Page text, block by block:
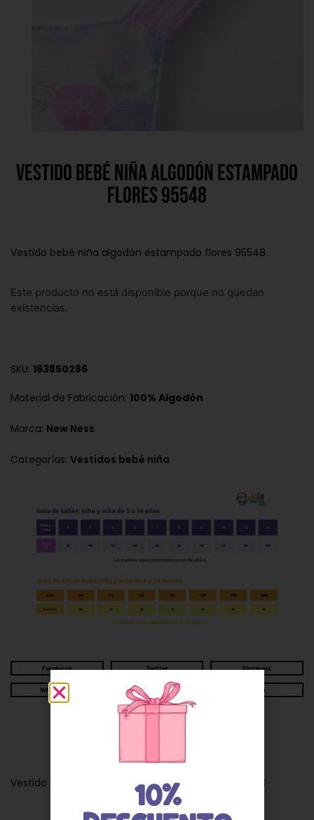
Vestido bebé niña algodón estampado
flores 95548
Vestido bebé niña algodón estampado flores 95548
Este producto no está disponible porque no quedan
existencias.
SKU: 163850286
Material de Fabricación: 100% Algodón
Marca: New Ness
Categorías: Vestidos bebé niña
Facebook Twitter Pinterest
WhatsApp Telegram Email
Descripción
Vestido bebé niña algodón estampado flores 95548
10%